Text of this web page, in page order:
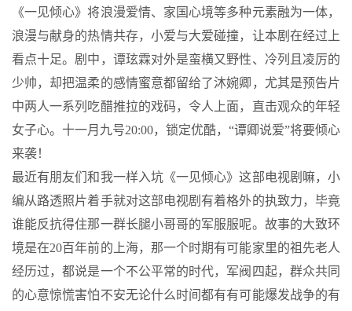
《一见倾心》将浪漫爱情、家国心境等多种元素融为一体，
浪漫与献身的热情共存，小爱与大爱碰撞，让本剧在经过上
看点十足。剧中，谭玹霖对外是蛮横又野性、冷列且凌厉的
少帅，却把温柔的感情蜜意都留给了沐婉卿，尤其是预告片
中两人一系列吃醋推拉的戏码，令人上面，直击观众的年轻
女子心。十一月九号20:00，锁定优酷，“谭卿说爱”将要倾心
来袭！
最近有朋友们和我一样入坑《一见倾心》这部电视剧嘛，小
编从路透照片着手就对这部电视剧有着格外的执致力，毕竟
谁能反抗得住那一群长腿小哥哥的军服服呢。故事的大致环
境是在20百年前的上海，那一个时期有可能家里的祖先老人
经历过，都说是一个不公平常的时代，军阀四起，群众共同
的心意惊慌害怕不安无论什么时间都有有可能爆发战争的有